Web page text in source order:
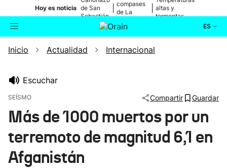
Hoy es noticia de San
Sebastián
compases
de La
altas y
tormentas
ES
Buscador Actualidad
Ikusmiran
Inicio Actualidad Internacional
Escuchar
SEÍSMO Compartir Guardar
Más de 1000 muertos por un
terremoto de magnitud 6,1 en
Afganistán